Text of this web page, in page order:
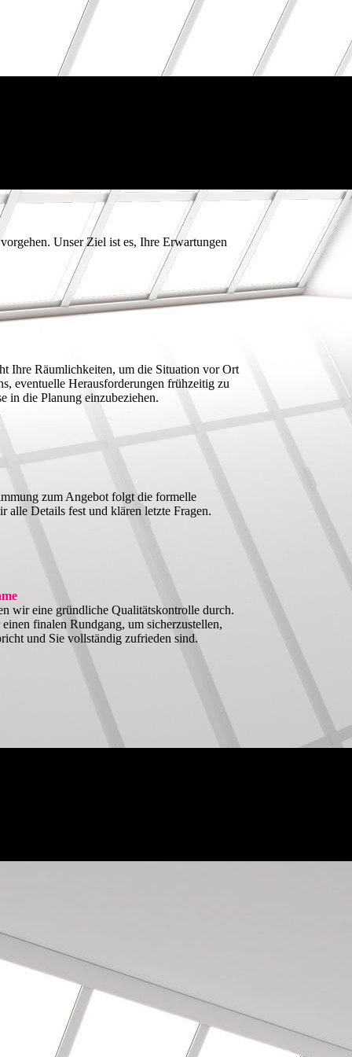
Unser Ziel ist es, Ihre Erwartungen
Ihre Räumlichkeiten, um die Situation vor Ort
eventuelle Herausforderungen frühzeitig zu
in die Planung einzubeziehen.
zum Angebot folgt die formelle
alle Details fest und klären letzte Fragen.
wir eine gründliche Qualitätskontrolle durch.
finalen Rundgang, um sicherzustellen,
und Sie vollständig zufrieden sind.